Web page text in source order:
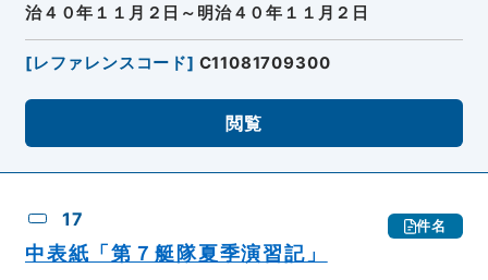
治４０年１１月２日～明治４０年１１月２日
[レファレンスコード] C11081709300
閲覧
17 件名
中表紙「第７艇隊夏季演習記」